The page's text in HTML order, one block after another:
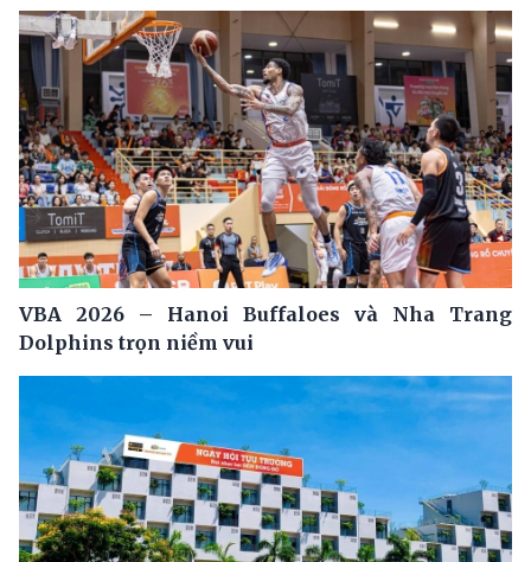
VBA 2026 – Hanoi Buffaloes và Nha Trang
Dolphins trọn niềm vui